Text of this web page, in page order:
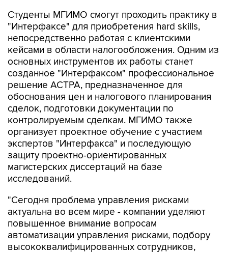
Студенты МГИМО смогут проходить практику в
"Интерфаксе" для приобретения hard skills,
непосредственно работая с клиентскими
кейсами в области налогообложения. Одним из
основных инструментов их работы станет
созданное "Интерфаксом" профессиональное
решение АСТРА, предназначенное для
обоснования цен и налогового планирования
сделок, подготовки документации по
контролируемым сделкам. МГИМО также
организует проектное обучение с участием
экспертов "Интерфакса" и последующую
защиту проектно-ориентированных
магистерских диссертаций на базе
исследований.
"Сегодня проблема управления рисками
актуальна во всем мире - компании уделяют
повышенное внимание вопросам
автоматизации управления рисками, подбору
высококвалифицированных сотрудников,